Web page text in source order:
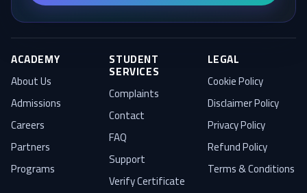
ACADEMY
About Us
Admissions
Careers
Partners
Programs
STUDENT
SERVICES
Complaints
Contact
FAQ
Support
Verify Certificate
LEGAL
Cookie Policy
Disclaimer Policy
Privacy Policy
Refund Policy
Terms & Conditions